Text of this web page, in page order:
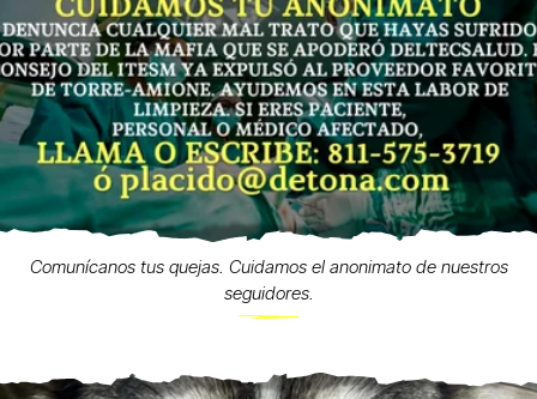
Comunícanos tus quejas. Cuidamos el anonimato de nuestros
seguidores.